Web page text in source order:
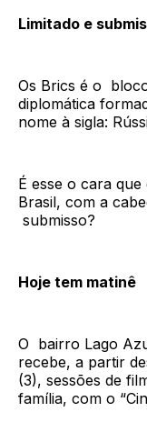
Limitado e
Os Brics é o
diplomática
nome à sigla:
É esse o cara
Brasil, com a
submisso?
Hoje tem matinê
O bairro Lago
recebe, a partir
(3), sessões de
família, com o